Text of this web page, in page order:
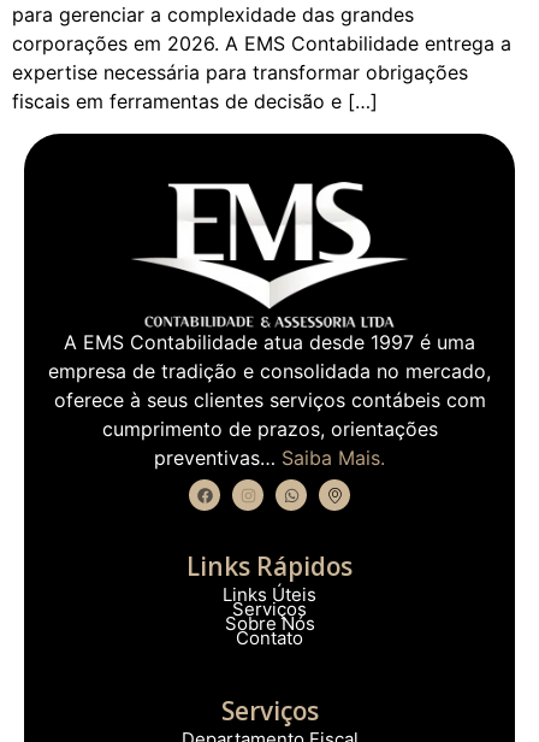
para gerenciar a complexidade das grandes
corporações em 2026. A EMS Contabilidade entrega a
expertise necessária para transformar obrigações
fiscais em ferramentas de decisão e […]
A EMS Contabilidade atua desde 1997 é uma
empresa de tradição e consolidada no mercado,
oferece à seus clientes serviços contábeis com
cumprimento de prazos, orientações
preventivas… Saiba Mais.
Links Rápidos
Links Úteis
Serviços
Sobre Nós
Contato
Serviços